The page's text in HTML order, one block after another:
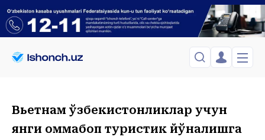
ТАҲЛИЛ
Менинг саҳифам
Менинг жавоним
СақланганларToshkent Shahar
Вьетнам ўзбекистонликлар учун
янги оммабоп туристик йўналишга